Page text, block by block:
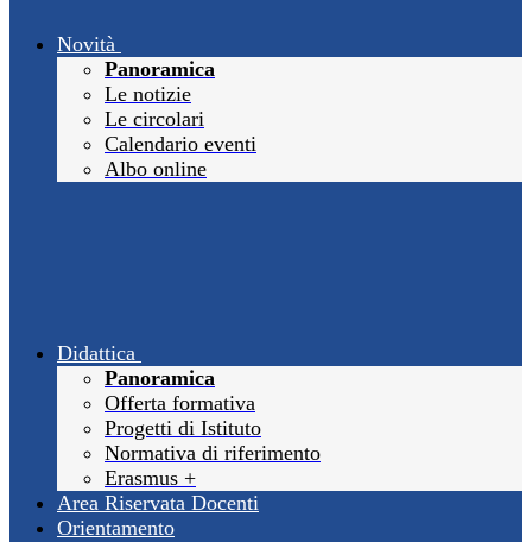
Novità
Panoramica
Le notizie
Le circolari
Calendario eventi
Albo online
Didattica
Panoramica
Offerta formativa
Progetti di Istituto
Normativa di riferimento
Erasmus +
Area Riservata Docenti
Orientamento